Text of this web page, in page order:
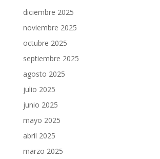
diciembre 2025
noviembre 2025
octubre 2025
septiembre 2025
agosto 2025
julio 2025
junio 2025
mayo 2025
abril 2025
marzo 2025